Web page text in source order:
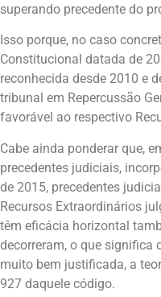
superando precedente do
Isso porque, no caso
Constitucional datada de
reconhecida desde 2010 e
tribunal em Repercussão
favorável ao respectivo
Cabe ainda ponderar que,
precedentes judiciais,
de 2015, precedentes
Recursos Extraordinários
têm eficácia horizontal
decorreram, o que significa
muito bem justificada, a
927 daquele código.